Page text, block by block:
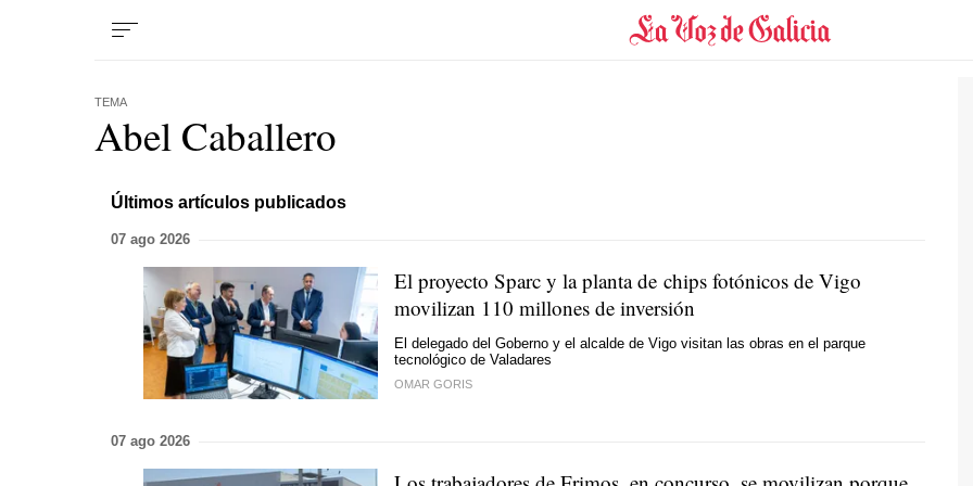
TEMA
Abel Caballero
Últimos artículos publicados
07 ago 2026
El proyecto Sparc y la planta de chips fotónicos de Vigo
movilizan 110 millones de inversión
El delegado del Goberno y el alcalde de Vigo visitan las obras en el parque
tecnológico de Valadares
OMAR GORIS
07 ago 2026